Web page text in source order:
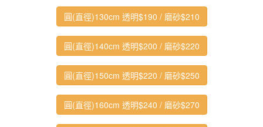
圓(直徑)130cm 透明$190 / 磨砂$210
圓(直徑)140cm 透明$200 / 磨砂$220
圓(直徑)150cm 透明$220 / 磨砂$250
圓(直徑)160cm 透明$240 / 磨砂$270